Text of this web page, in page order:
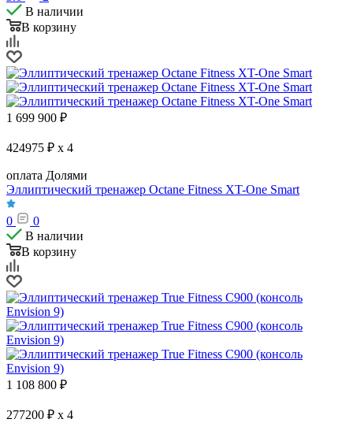
В наличии
В корзину
1 699 900 ₽
424975 ₽ x 4
оплата Долями
Эллиптический тренажер Octane Fitness XT-One Smart
0
0
В наличии
В корзину
1 108 800 ₽
277200 ₽ x 4